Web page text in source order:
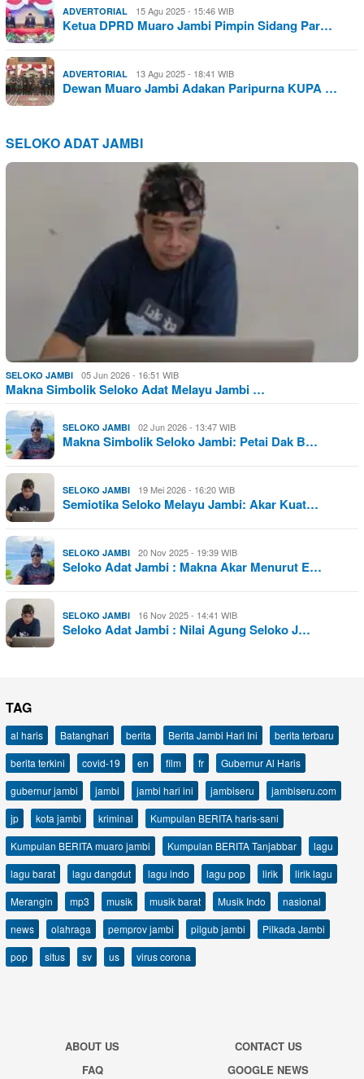
ADVERTORIAL 15 Agu 2025 - 15:46 WIB
Ketua DPRD Muaro Jambi Pimpin Sidang Par…
ADVERTORIAL 13 Agu 2025 - 18:41 WIB
Dewan Muaro Jambi Adakan Paripurna KUPA …
SELOKO ADAT JAMBI
SELOKO JAMBI 05 Jun 2026 - 16:51 WIB
Makna Simbolik Seloko Adat Melayu Jambi …
SELOKO JAMBI 02 Jun 2026 - 13:47 WIB
Makna Simbolik Seloko Jambi: Petai Dak B…
SELOKO JAMBI 19 Mei 2026 - 16:20 WIB
Semiotika Seloko Melayu Jambi: Akar Kuat…
SELOKO JAMBI 20 Nov 2025 - 19:39 WIB
Seloko Adat Jambi : Makna Akar Menurut E…
SELOKO JAMBI 16 Nov 2025 - 14:41 WIB
Seloko Adat Jambi : Nilai Agung Seloko J…
TAG
al haris Batanghari berita Berita Jambi Hari Ini
berita terbaru
berita terkini
covid-19 en film fr
Gubernur Al Haris
gubernur jambi
jambi jambi hari ini jambiseru
jambiseru.com
jp
kota jambi kriminal
Kumpulan BERITA haris-sani
Kumpulan BERITA muaro jambi
Kumpulan BERITA Tanjabbar
lagu
lagu barat
lagu dangdut lagu indo lagu pop lirik
lirik lagu
Merangin
mp3 musik musik barat Musik Indo
nasional
news
olahraga pemprov jambi pilgub jambi
Pilkada Jambi
pop
situs sv us virus corona
ABOUT US
CONTACT US
FAQ
GOOGLE NEWS